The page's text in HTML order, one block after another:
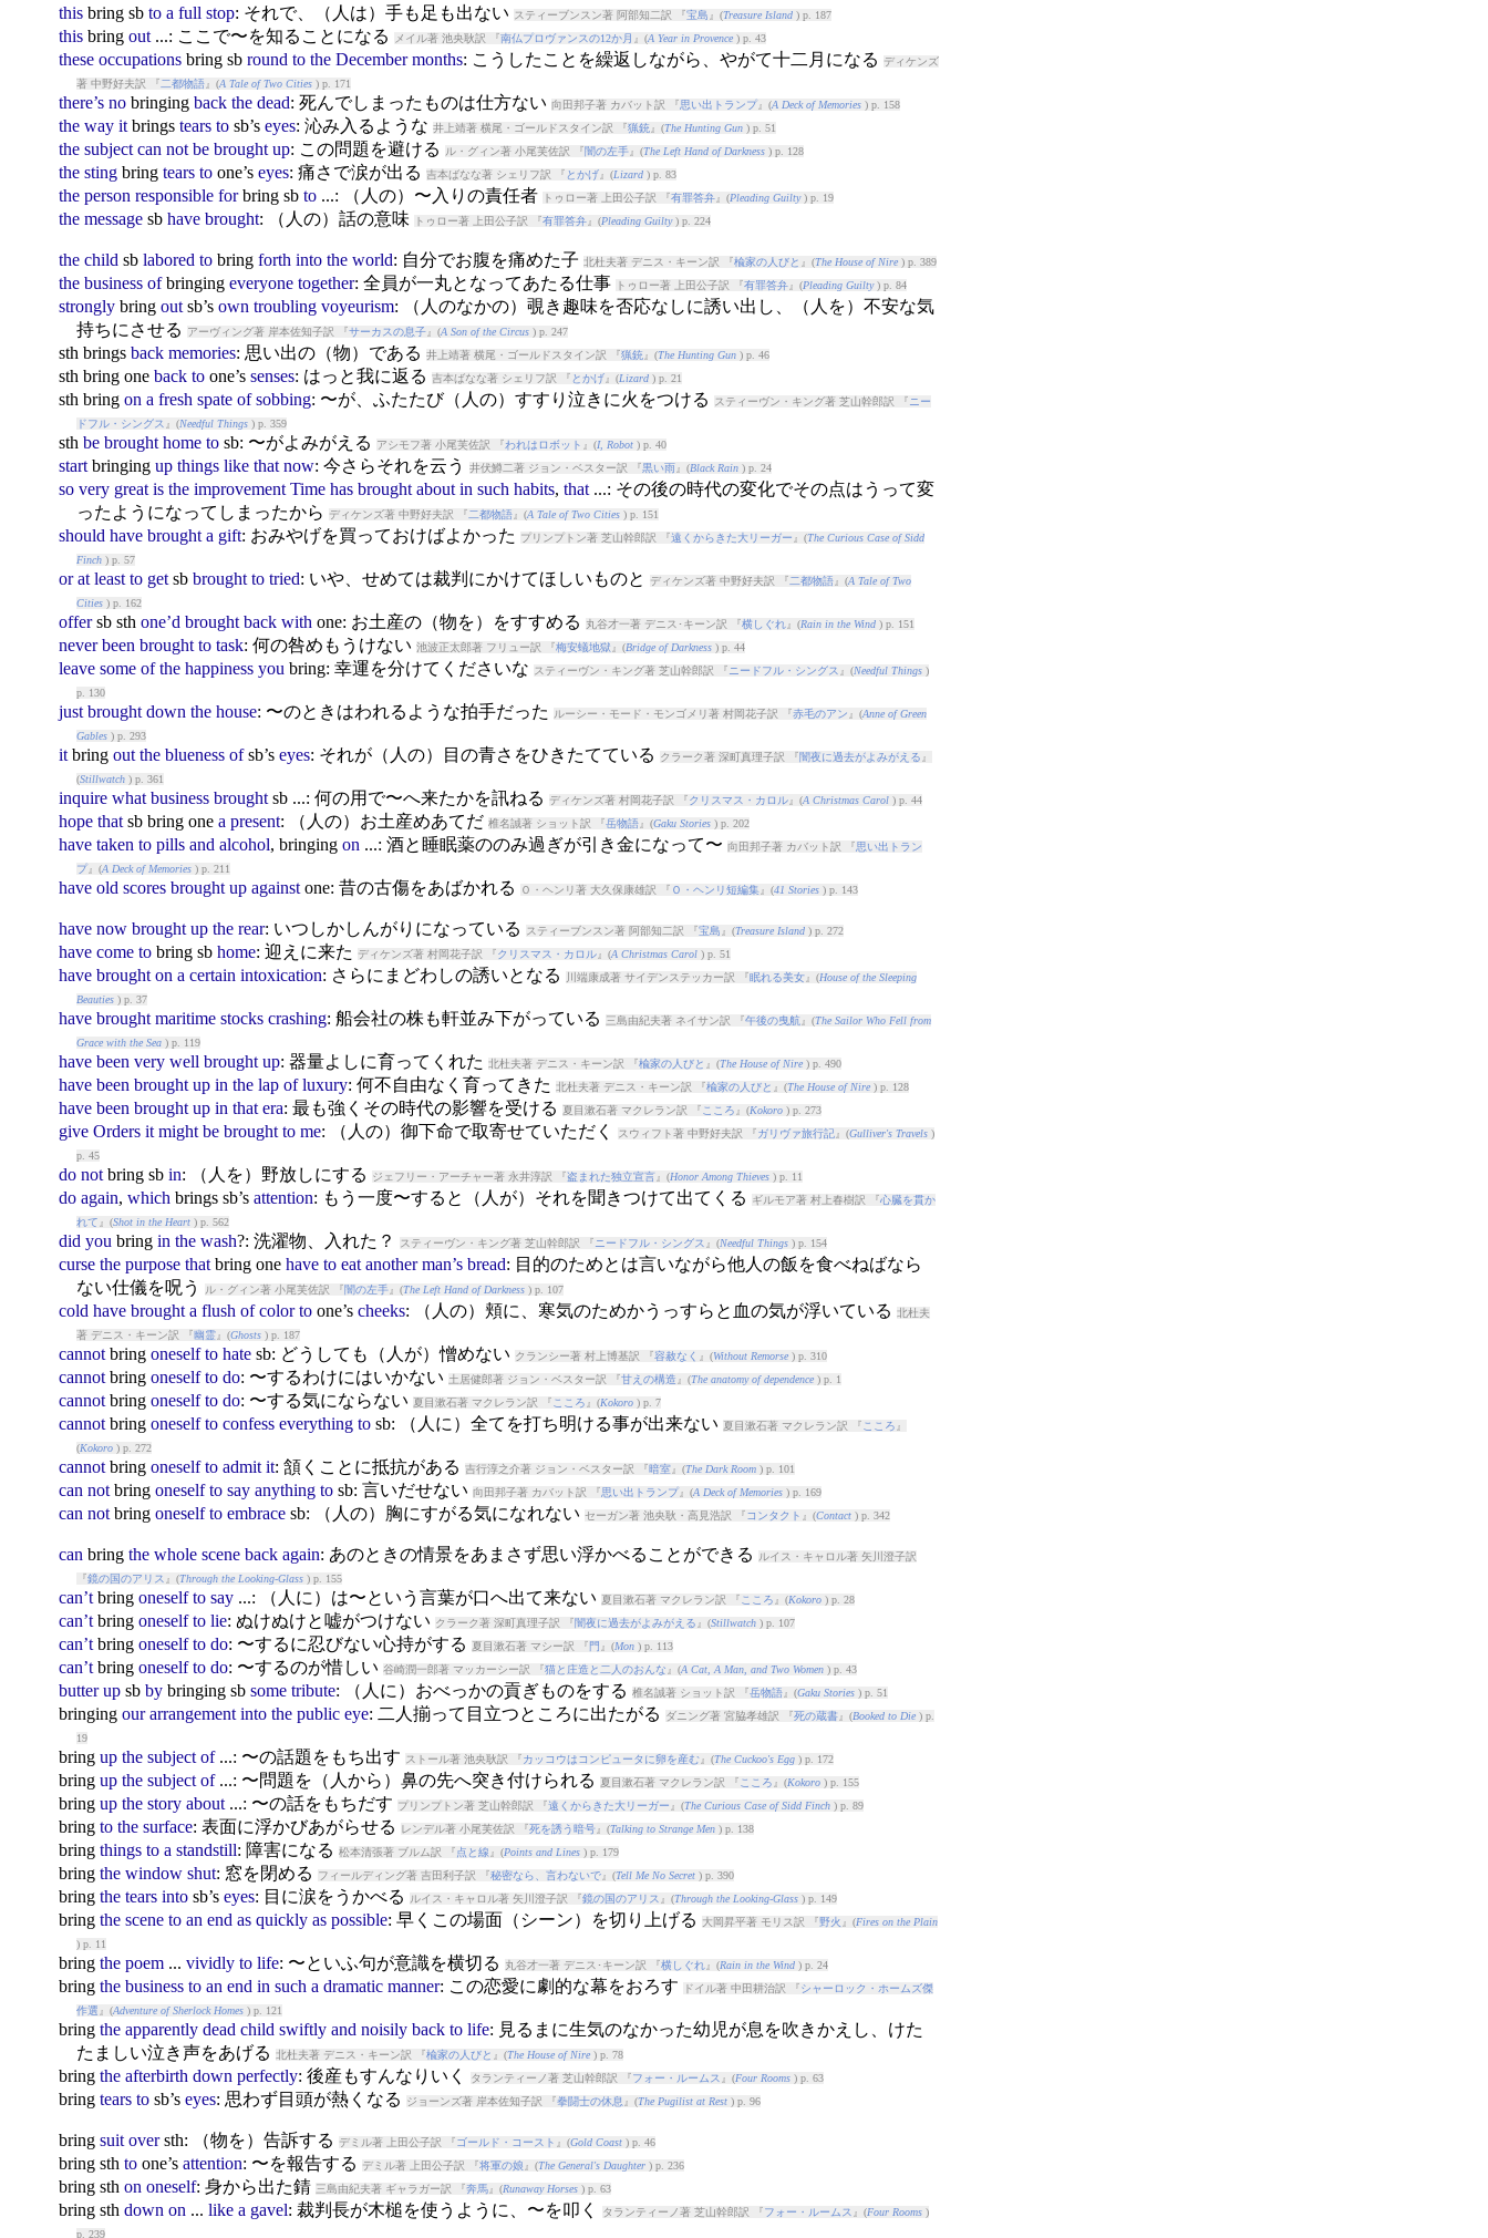
this bringsb to a full stop: それで、（人は）手も足も出ない スティーブンスン著 阿部知二訳 『宝島 』(Treasure Island) p. 187
this bring out...: ここで〜を知ることになる メイル著 池央耿訳 『南仏プロヴァンスの12か月 』(A Year in Provence) p. 43
these occupations bringsb round to the December months: こうしたことを繰返しながら、やがて十二月になる
ディケンズ
著 中野好夫訳 『二都物語』(A Tale of Two Cities) p. 171
there’s no bringing back the dead: 死んでしまったものは仕方ない 向田邦子著 カバット訳 『思い出トランプ』(A Deck of Memories) p. 158
the way it brings tears tosb’s eyes: 沁み入るような 井上靖著 横尾・ゴールドスタイン訳 『猟銃 』(The Hunting Gun) p. 51
the subject can not be brought up: この問題を避ける ル・グィン著 小尾芙佐訳 『闇の左手』(The Left Hand of Darkness) p. 128
the sting bring tears toone’s eyes: 痛さで涙が出る 吉本ばなな著 シェリフ訳 『 とかげ』(Lizard) p. 83
the person responsible for bringsb to...: （人の）〜入りの責任者 トゥロー著 上田公子訳 『有罪答弁』(Pleading Guilty) p. 19
the messagesb have brought: （人の）話の意味 トゥロー著 上田公子訳 『有罪答弁』(Pleading Guilty) p. 224
the child sb labored to bring forth into the world: 自分でお腹を痛めた子 北杜夫著 デニス・キーン訳 『楡家の人びと 』(The House of Nire) p. 389
the business of bringing everyone together: 全員が一丸となってあたる仕事 トゥロー著 上田公子訳 『有罪答弁』(Pleading Guilty) p. 84
strongly bring outsb’s own troubling voyeurism: （人のなかの）覗き趣味を否応なしに誘い出し、（人を）不安な気
持ちにさせる
アーヴィング著 岸本佐知子訳 『サーカスの息子』(A Son of the Circus) p. 247
sth brings back memories: 思い出の（物）である 井上靖著 横尾・ゴールドスタイン訳 『猟銃 』(The Hunting Gun) p. 46
sth bringone back toone’s senses: はっと我に返る 吉本ばなな著 シェリフ訳 『 とかげ』(Lizard) p. 21
sth bring on a fresh spate of sobbing: 〜が、ふたたび（人の）すすり泣きに火をつける スティーヴン・キング著 芝山幹郎訳 『 ニー
ドフル・シングス 』(Needful Things) p. 359
sth be brought home tosb: 〜がよみがえる アシモフ著 小尾芙佐訳 『われはロボット 』(I, Robot) p. 40
start bringing up things like that now: 今さらそれを云う 井伏鱒二著 ジョン・ベスター訳 『黒い雨』(Black Rain) p. 24
so very great is the improvement Time has brought about in such habits, that...: その後の時代の変化でその点はうって変
ったようになってしまったから
ディケンズ著 中野好夫訳 『二都物語』(A Tale of Two Cities) p. 151
should have brought a gift: おみやげを買っておけばよかった プリンプトン著 芝山幹郎訳 『遠くからきた大リーガー 』(The Curious Case of Sidd
Finch) p. 57
or at least to getsb brought to tried: いや、せめては裁判にかけてほしいものと ディケンズ著 中野好夫訳 『二都物語』(A Tale of Two
Cities) p. 162
offersb sth one’d brought back with one: お土産の（物を）をすすめる 丸谷才一著 デニス･キーン訳 『横しぐれ 』(Rain in the Wind) p. 151
never been brought to task: 何の咎めもうけない 池波正太郎著 フリュー訳 『梅安蟻地獄 』(Bridge of Darkness) p. 44
leave some of the happiness you bring: 幸運を分けてくださいな スティーヴン・キング著 芝山幹郎訳 『 ニードフル・シングス 』(Needful Things)
p. 130
just brought down the house: 〜のときはわれるような拍手だった ルーシー・モード・モンゴメリ著 村岡花子訳 『赤毛のアン 』(Anne of Green
Gables) p. 293
it bring out the blueness ofsb’s eyes: それが（人の）目の青さをひきたてている クラーク著 深町真理子訳 『闇夜に過去がよみがえる 』
(Stillwatch) p. 361
inquire what business broughtsb ...: 何の用で〜へ来たかを訊ねる ディケンズ著 村岡花子訳 『クリスマス・カロル』(A Christmas Carol) p. 44
hope thatsb bringone a present: （人の）お土産めあてだ 椎名誠著 ショット訳 『岳物語』(Gaku Stories) p. 202
have taken to pills and alcohol, bringing on ...: 酒と睡眠薬ののみ過ぎが引き金になって〜 向田邦子著 カバット訳 『思い出トラン
プ』(A Deck of Memories) p. 211
have old scores brought up againstone: 昔の古傷をあばかれる Ｏ・ヘンリ著 大久保康雄訳 『 Ｏ・ヘンリ短編集』(41 Stories) p. 143
have now brought up the rear: いつしかしんがりになっている スティーブンスン著 阿部知二訳 『宝島 』(Treasure Island) p. 272
have come to bringsb home: 迎えに来た ディケンズ著 村岡花子訳 『クリスマス・カロル』(A Christmas Carol) p. 51
have brought on a certain intoxication: さらにまどわしの誘いとなる 川端康成著 サイデンステッカー訳 『眠れる美女』(House of the Sleeping
Beauties) p. 37
have brought maritime stocks crashing: 船会社の株も軒並み下がっている 三島由紀夫著 ネイサン訳 『午後の曳航 』(The Sailor Who Fell from
Grace with the Sea) p. 119
have been very well brought up: 器量よしに育ってくれた 北杜夫著 デニス・キーン訳 『楡家の人びと 』(The House of Nire) p. 490
have been brought up in the lap of luxury: 何不自由なく育ってきた 北杜夫著 デニス・キーン訳 『楡家の人びと 』(The House of Nire) p. 128
have been brought up in that era: 最も強くその時代の影響を受ける 夏目漱石著 マクレラン訳 『 こころ 』(Kokoro) p. 273
give Orders it might be brought to me: （人の）御下命で取寄せていただく スウィフト著 中野好夫訳 『ガリヴァ旅行記 』(Gulliver's Travels)
p. 45
do not bringsb in: （人を）野放しにする ジェフリー・アーチャー著 永井淳訳 『盗まれた独立宣言』(Honor Among Thieves) p. 11
do again, which brings sb’s attention: もう一度〜すると（人が）それを聞きつけて出てくる ギルモア著 村上春樹訳 『心臓を貫か
れて 』(Shot in the Heart) p. 562
did you bring in the wash?: 洗濯物、入れた？ スティーヴン・キング著 芝山幹郎訳 『 ニードフル・シングス 』(Needful Things) p. 154
curse the purpose that bringone have to eat another man’s bread: 目的のためとは言いながら他人の飯を食べねばなら
ない仕儀を呪う
ル・グィン著 小尾芙佐訳 『闇の左手』(The Left Hand of Darkness) p. 107
cold have brought a flush of color toone’s cheeks: （人の）頬に、寒気のためかうっすらと血の気が浮いている 北杜夫
著 デニス・キーン訳 『幽霊』(Ghosts) p. 187
cannot bring oneself to hatesb: どうしても（人が）憎めない クランシー著 村上博基訳 『容赦なく 』(Without Remorse) p. 310
cannot bring oneself to do: 〜するわけにはいかない 土居健郎著 ジョン・ベスター訳 『甘えの構造 』(The anatomy of dependence) p. 1
cannot bring oneself to do: 〜する気にならない 夏目漱石著 マクレラン訳 『 こころ 』(Kokoro) p. 7
cannot bring oneself to confess everything tosb: （人に）全てを打ち明ける事が出来ない 夏目漱石著 マクレラン訳 『 こころ 』
(Kokoro) p. 272
cannot bring oneself to admit it: 頷くことに抵抗がある 吉行淳之介著 ジョン・ベスター訳 『暗室』(The Dark Room) p. 101
can not bring oneself to say anything tosb: 言いだせない 向田邦子著 カバット訳 『思い出トランプ』(A Deck of Memories) p. 169
can not bring oneself to embracesb: （人の）胸にすがる気になれない セーガン著 池央耿・高見浩訳 『コンタクト 』(Contact) p. 342
can bring the whole scene back again: あのときの情景をあまさず思い浮かべることができる
ルイス・キャロル著 矢川澄子訳
『鏡の国のアリス 』(Through the Looking-Glass) p. 155
can’t bring oneself to say...: （人に）は〜という言葉が口へ出て来ない 夏目漱石著 マクレラン訳 『 こころ 』(Kokoro) p. 28
can’t bring oneself to lie: ぬけぬけと嘘がつけない クラーク著 深町真理子訳 『闇夜に過去がよみがえる 』(Stillwatch) p. 107
can’t bring oneself to do: 〜するに忍びない心持がする 夏目漱石著 マシー訳 『門 』(Mon) p. 113
can’t bring oneself to do: 〜するのが惜しい 谷崎潤一郎著 マッカーシー訳 『猫と庄造と二人のおんな 』(A Cat, A Man, and Two Women) p. 43
butter upsb by bringing sb some tribute: （人に）おべっかの貢ぎものをする 椎名誠著 ショット訳 『岳物語』(Gaku Stories) p. 51
bringing our arrangement into the public eye: 二人揃って目立つところに出たがる ダニング著 宮脇孝雄訳 『死の蔵書』(Booked to Die) p.
19
bring up the subject of...: 〜の話題をもち出す ストール著 池央耿訳 『カッコウはコンピュータに卵を産む』(The Cuckoo's Egg) p. 172
bring up the subject of...: 〜問題を（人から）鼻の先へ突き付けられる 夏目漱石著 マクレラン訳 『 こころ 』(Kokoro) p. 155
bring up the story about...: 〜の話をもちだす プリンプトン著 芝山幹郎訳 『遠くからきた大リーガー 』(The Curious Case of Sidd Finch) p. 89
bring to the surface: 表面に浮かびあがらせる レンデル著 小尾芙佐訳 『死を誘う暗号』(Talking to Strange Men) p. 138
bring things to a standstill: 障害になる 松本清張著 ブルム訳 『点と線 』(Points and Lines) p. 179
bring the window shut: 窓を閉める フィールディング著 吉田利子訳 『秘密なら、言わないで』(Tell Me No Secret) p. 390
bring the tears intosb’s eyes: 目に涙をうかべる ルイス・キャロル著 矢川澄子訳 『鏡の国のアリス 』(Through the Looking-Glass) p. 149
bring the scene to an end as quickly as possible: 早くこの場面（シーン）を切り上げる 大岡昇平著 モリス訳 『野火 』(Fires on the Plain
) p. 11
bring the poem... vividly to life: 〜といふ句が意識を横切る 丸谷才一著 デニス･キーン訳 『横しぐれ 』(Rain in the Wind) p. 24
bring the business to an end in such a dramatic manner: この恋愛に劇的な幕をおろす ドイル著 中田耕治訳 『シャーロック・ホームズ傑
作選 』(Adventure of Sherlock Homes) p. 121
bring the apparently dead child swiftly and noisily back to life: 見るまに生気のなかった幼児が息を吹きかえし、けた
たましい泣き声をあげる 北杜夫著 デニス・キーン訳 『楡家の人びと 』(The House of Nire) p. 78
bring the afterbirth down perfectly: 後産もすんなりいく タランティーノ著 芝山幹郎訳 『フォー・ルームス 』(Four Rooms) p. 63
bring tears tosb’s eyes: 思わず目頭が熱くなる ジョーンズ著 岸本佐知子訳 『拳闘士の休息 』(The Pugilist at Rest) p. 96
bring suit oversth: （物を）告訴する デミル著 上田公子訳 『ゴールド・コースト 』(Gold Coast) p. 46
bringsth toone’s attention: 〜を報告する デミル著 上田公子訳 『将軍の娘 』(The General's Daughter) p. 236
bringsth on oneself: 身から出た錆 三島由紀夫著 ギャラガー訳 『奔馬』(Runaway Horses) p. 63
bringsth down on ... like a gavel: 裁判長が木槌を使うように、〜を叩く タランティーノ著 芝山幹郎訳 『フォー・ルームス 』(Four Rooms)
p. 239